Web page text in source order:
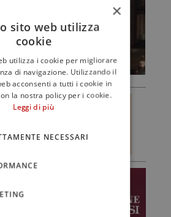
×
sito web utilizza
cookie
utilizza i cookie per migliorare
di navigazione. Utilizzando il
acconsenti a tutti i cookie in
la nostra policy per i cookie.
Leggi di più
NECESSARI